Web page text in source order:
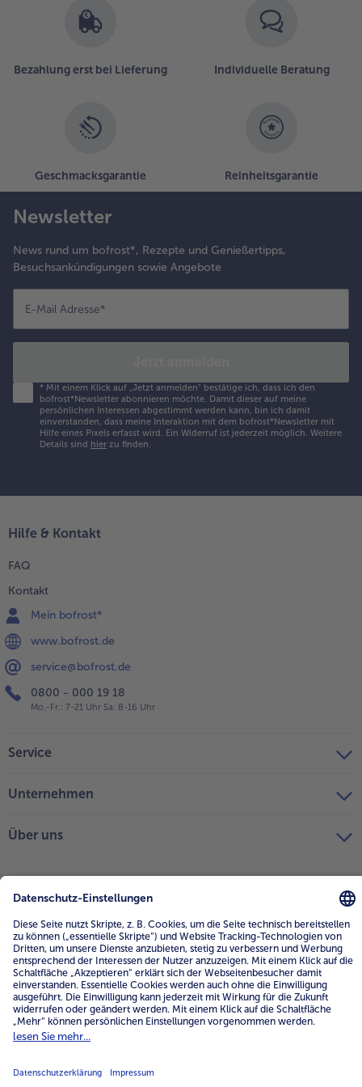
mit Deckel
180 Watt ca. 9
dem Sud nehmen
ca.
braten.
Nudeln auf
verteilen.
die Steak-
In die Mitte
Die heiße
mit Sesamsaat
grünen
servieren.
Bezahlung erst bei Lieferung Individuelle Beratung
Geschmacksgarantie Reinheitsgarantie
Newsletter
News rund um bofrost*, Rezepte und Genießertipps,
Besuchsankündigungen sowie Angebote
E-Mail Adresse*
* Mit einem Klick auf „Jetzt anmelden" bestätige ich, dass ich den
bofrost*Newsletter abonnieren möchte. Damit dieser auf meine
persönlichen Interessen abgestimmt werden kann, bin ich damit
einverstanden, dass meine Interaktion mit dem bofrost*Newsletter mit
Hilfe eines Pixels erfasst wird. Ein Widerruf ist jederzeit möglich. Weitere
Details sind hier zu finden.
Hilfe & Kontakt
FAQ
Kontakt
Mein bofrost*
www.bofrost.de
service@bofrost.de
0800 - 000 19 18
Mo.-Fr.: 7-21 Uhr Sa: 8-16 Uhr
Service
Unternehmen
Über uns